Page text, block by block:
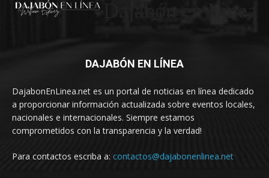
DAJABÓN EN LÍNEA
DajabonEnLinea.net es un portal de noticias en línea dedicado
a proporcionar información actualizada sobre eventos locales,
nacionales e internacionales. Siempre estamos
comprometidos con la transparencia y la verdad!
Para contactos escriba a: contactos@dajabonenlinea.net